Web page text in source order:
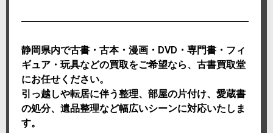
静岡県内で古書・古本・漫画・DVD・専門書・フィ
ギュア・玩具などの買取をご希望なら、古書買取堂
にお任せください。
引っ越しや転居に伴う整理、部屋の片付け、愛蔵書
の処分、遺品整理など幅広いシーンに対応いたしま
す。